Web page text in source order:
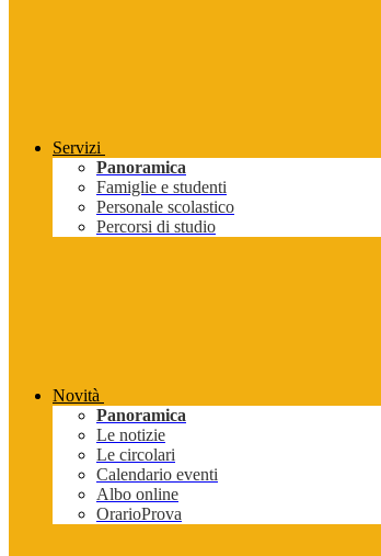
Servizi
Panoramica
Famiglie e studenti
Personale scolastico
Percorsi di studio
Novità
Panoramica
Le notizie
Le circolari
Calendario eventi
Albo online
OrarioProva